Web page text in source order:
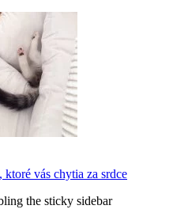
vás chytia za srdce
the sticky sidebar